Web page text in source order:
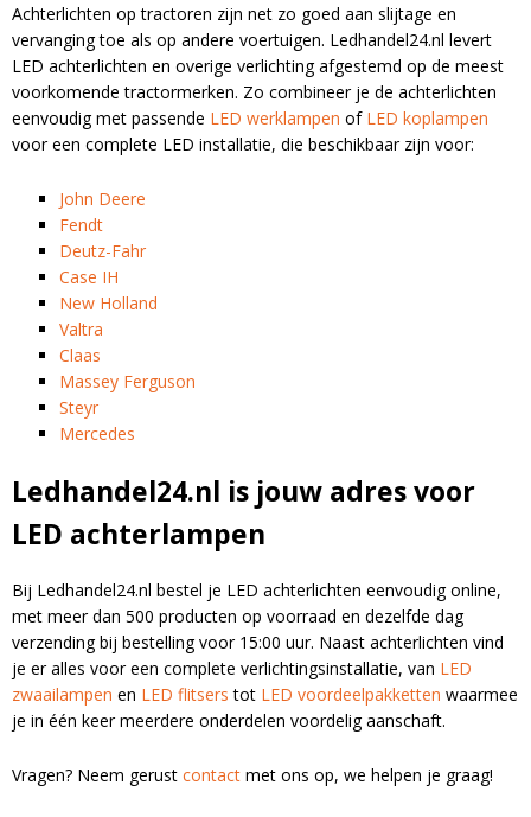
Achterlichten op tractoren zijn net zo goed aan slijtage en
vervanging toe als op andere voertuigen. Ledhandel24.nl levert
LED achterlichten en overige verlichting afgestemd op de meest
voorkomende tractormerken. Zo combineer je de achterlichten
eenvoudig met passende LED werklampen of LED koplampen
voor een complete LED installatie, die beschikbaar zijn voor:
John Deere
Fendt
Deutz-Fahr
Case IH
New Holland
Valtra
Claas
Massey Ferguson
Steyr
Mercedes
Ledhandel24.nl is jouw adres voor
LED achterlampen
Bij Ledhandel24.nl bestel je LED achterlichten eenvoudig online,
met meer dan 500 producten op voorraad en dezelfde dag
verzending bij bestelling voor 15:00 uur. Naast achterlichten vind
je er alles voor een complete verlichtingsinstallatie, van LED
zwaailampen en LED flitsers tot LED voordeelpakketten waarmee
je in één keer meerdere onderdelen voordelig aanschaft.
Vragen? Neem gerust contact met ons op, we helpen je graag!